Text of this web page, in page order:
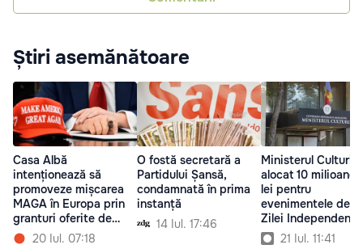
Știri asemănătoare
Casa Albă
intenționează să
promoveze mișcarea
MAGA în Europa prin
granturi oferite de
USAID20 Iul. 07:18
O fostă secretară a
Partidului Șansă,
condamnată în prima
instanță
14 Iul. 17:46
Ministerul Culturii
alocat 10 milioane
lei pentru
evenimentele
Zilei
21 Iul. 11:41